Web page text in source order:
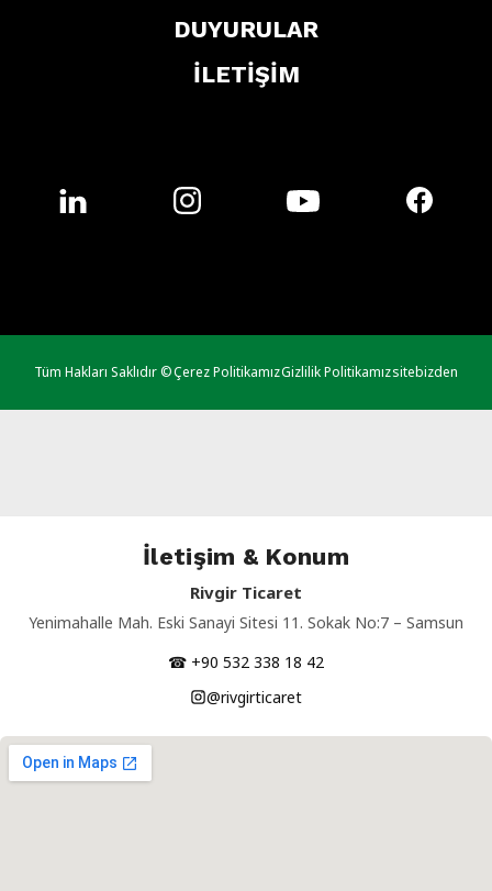
DUYURULAR
İLETİŞİM
Tüm Hakları Saklıdır ©Çerez PolitikamızGizlilik Politikamızsitebizden
İletişim & Konum
Rivgir Ticaret
Yenimahalle Mah. Eski Sanayi Sitesi 11. Sokak No:7 – Samsun
☎ +90 532 338 18 42
@rivgirticaret